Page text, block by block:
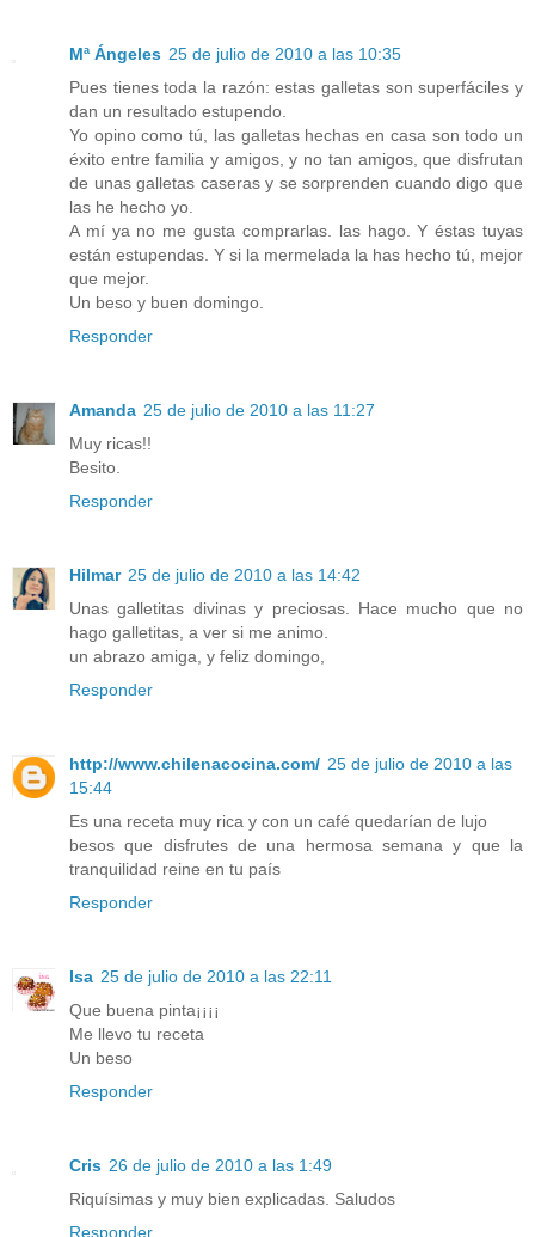
Mª Ángeles 25 de julio de 2010 a las 10:35
Pues tienes toda la razón: estas galletas son superfáciles y
dan un resultado estupendo.
Yo opino como tú, las galletas hechas en casa son todo un
éxito entre familia y amigos, y no tan amigos, que disfrutan
de unas galletas caseras y se sorprenden cuando digo que
las he hecho yo.
A mí ya no me gusta comprarlas. las hago. Y éstas tuyas
están estupendas. Y si la mermelada la has hecho tú, mejor
que mejor.
Un beso y buen domingo.
Responder
Amanda 25 de julio de 2010 a las 11:27
Muy ricas!!
Besito.
Responder
Hilmar 25 de julio de 2010 a las 14:42
Unas galletitas divinas y preciosas. Hace mucho que no
hago galletitas, a ver si me animo.
un abrazo amiga, y feliz domingo,
Responder
http://www.chilenacocina.com/ 25 de julio de 2010 a las
15:44
Es una receta muy rica y con un café quedarían de lujo
besos que disfrutes de una hermosa semana y que la
tranquilidad reine en tu país
Responder
Isa 25 de julio de 2010 a las 22:11
Que buena pinta¡¡¡¡
Me llevo tu receta
Un beso
Responder
Cris 26 de julio de 2010 a las 1:49
Riquísimas y muy bien explicadas. Saludos
Responder